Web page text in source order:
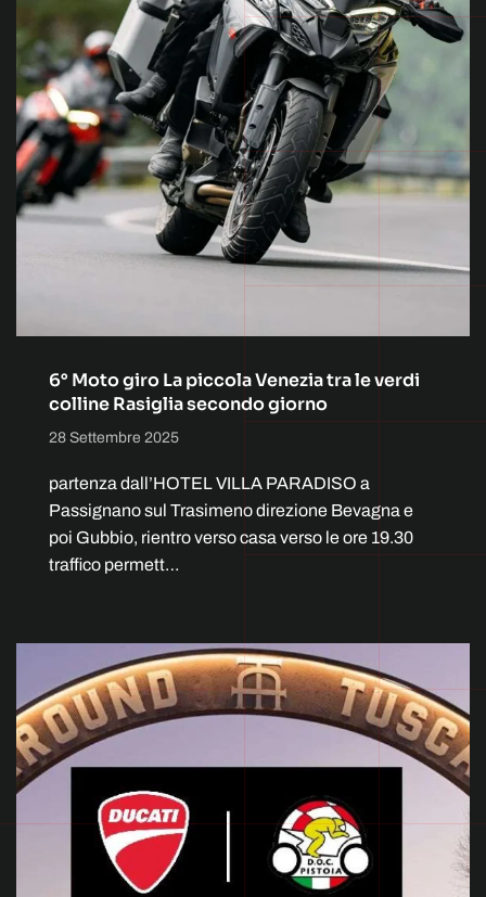
6° Moto giro La piccola Venezia tra le verdi
colline Rasiglia secondo giorno
28 Settembre 2025
partenza dall’HOTEL VILLA PARADISO a
Passignano sul Trasimeno direzione Bevagna e
poi Gubbio, rientro verso casa verso le ore 19.30
traffico permett…